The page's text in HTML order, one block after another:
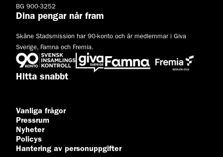
BG 900-3252
Dina pengar når fram
Skåne Stadsmission har 90-konto och är medlemmar i Giva
Sverige, Famna och Fremia.
Hitta snabbt
Vanliga frågor
Pressrum
Nyheter
Policys
Hantering av personuppgifter